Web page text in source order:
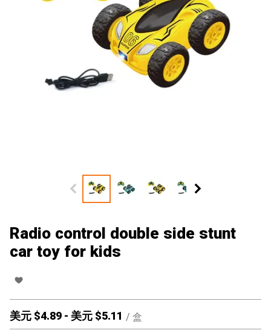
Radio control double side stunt
car toy for kids
美元 $4.89 - 美元 $5.11 / 盒